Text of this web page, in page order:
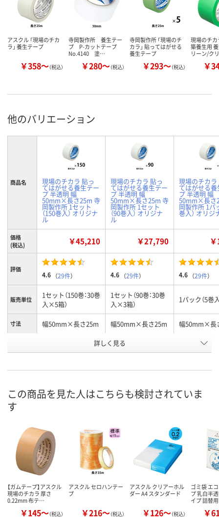
アスクル 「現場のチカ
ラ」 養生テープ
￥358～（税込）
寺岡製作所 養生テー
プ P-カットテープ
No.4140 塗…
￥280～（税込）
寺岡製作所 「現場のチ
カラ」 貼ってはがせる
養生テープ
￥293～（税込）
現場のチカ
築養生用
リーン/ク
￥
他のバリエーション
商品名 現場のチカラ 貼っ
てはがせる養生テー
プ 半透明 幅
50mm×長さ25m 寺
岡製作所 1セット
（150巻入） オリジナ
ル
現場のチカラ 貼っ
てはがせる養生テー
プ 半透明 幅
50mm×長さ25m 寺
岡製作所 1セット
（90巻入） オリジナ
ル
現場のチカラ
てはがせる
プ 半透明 幅
50mm×長さ
岡製作所 1パ
巻入） オリジ
価格
(税込)
￥45,210 ￥27,790
評価
4.6 （29件） 4.6 （29件） 4.6 （29件）
販売単位
1セット（150巻：30巻
入×5箱）
1セット（90巻：30巻
入×3箱）
1パック（5巻
寸法 幅50mm×長さ25m 幅50mm×長さ25m 幅50mm×長
半透明
号
お届け日
数量
カゴへ
数量
カゴへ
数量
カ
詳しく見る
この商品を見た人はこちらも検討されていま
す
【ガムテープ】アスクル
現場のチカラ 厚さ
0.22mm 布テ…
￥145～（税込）
アスクル セロハンテー
プ
￥216～（税込）
アスクル クリアーホル
ダー A4 スタンダード
￥126～（税込）
ゴミ袋 エ
プ 乳白半
イプ 詰替
￥